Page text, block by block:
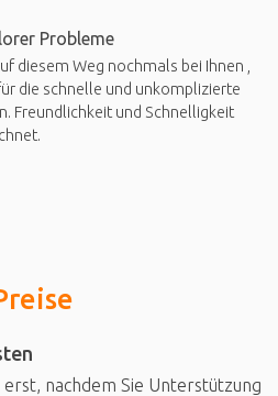
Probleme
diesem Weg nochmals bei Ihnen ,
die schnelle und unkomplizierte
Freundlichkeit und Schnelligkeit
nachdem Sie Unterstützung